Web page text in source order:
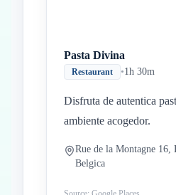
Pasta Divina
Restaurant •1h 30m
Disfruta de autentica
ambiente acogedor.
Rue de la Montagne 16,
Belgica